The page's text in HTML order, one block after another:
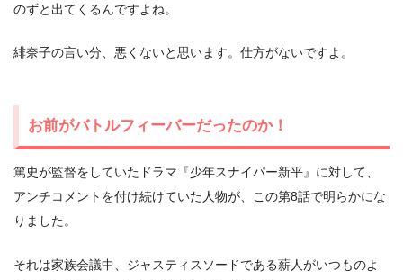
のずと出てくるんですよね。
緋奈子の言い分、悪くないと思います。仕方がないですよ。
お前がバトルフィーバーだったのか！
篤史が監督をしていたドラマ『少年スナイパー新平』に対して、
アンチコメントを付け続けていた人物が、この第8話で明らかにな
りました。
それは家族会議中、ジャスティスソードである薪人がいつものよ